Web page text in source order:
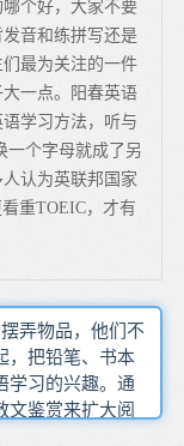
个好，大家不要
音和练拼写还是
最为关注的一件
一点。阳春英语
学习方法，听与
一个字母就成了另
认为英联邦国家
重TOEIC，才有
弄物品，他们不
，把铅笔、书本
学习的兴趣。通
文鉴赏来扩大阅